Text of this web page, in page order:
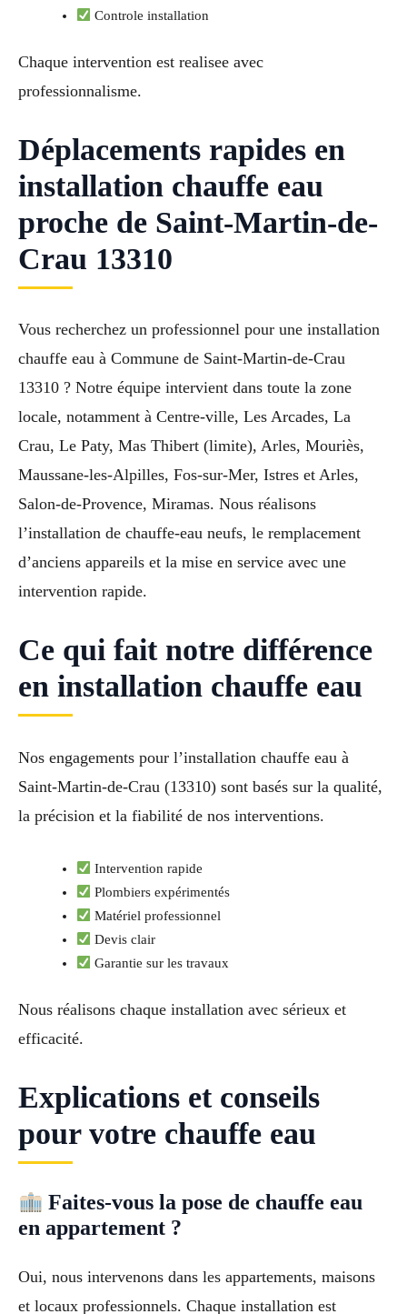
Controle installation
Chaque intervention est realisee avec
professionnalisme.
Déplacements rapides en
installation chauffe eau
proche de Saint-Martin-de-
Crau 13310
Vous recherchez un professionnel pour une installation
chauffe eau à Commune de Saint-Martin-de-Crau
13310 ? Notre équipe intervient dans toute la zone
locale, notamment à Centre-ville, Les Arcades, La
Crau, Le Paty, Mas Thibert (limite), Arles, Mouriès,
Maussane-les-Alpilles, Fos-sur-Mer, Istres et Arles,
Salon-de-Provence, Miramas. Nous réalisons
l’installation de chauffe-eau neufs, le remplacement
d’anciens appareils et la mise en service avec une
intervention rapide.
Ce qui fait notre différence
en installation chauffe eau
Nos engagements pour l’installation chauffe eau à
Saint-Martin-de-Crau (13310) sont basés sur la qualité,
la précision et la fiabilité de nos interventions.
Intervention rapide
Plombiers expérimentés
Matériel professionnel
Devis clair
Garantie sur les travaux
Nous réalisons chaque installation avec sérieux et
efficacité.
Explications et conseils
pour votre chauffe eau
Faites-vous la pose de chauffe eau
en appartement ?
Oui, nous intervenons dans les appartements, maisons
et locaux professionnels. Chaque installation est